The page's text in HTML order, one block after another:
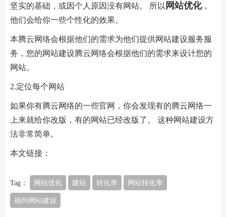
坚实的基础，或因个人原因没有网站。 所以 网站优化，
他们会给你一些个性化的效果。
本腾云网络会根据他们的需求为他们提供网站建设服务服
务，您的网站建设腾云网络会根据他们的需求来设计您的
网站。
2.定位每个网站
如果你有腾云网络的一些官网，你会发现有的腾云网络一
上来就给你改版，有的网站已经改版了。 这种网站建设方
法非常简单。
本文链接：
Tag： 网站优化 建站 转化率 网站转化率
福州网站建设